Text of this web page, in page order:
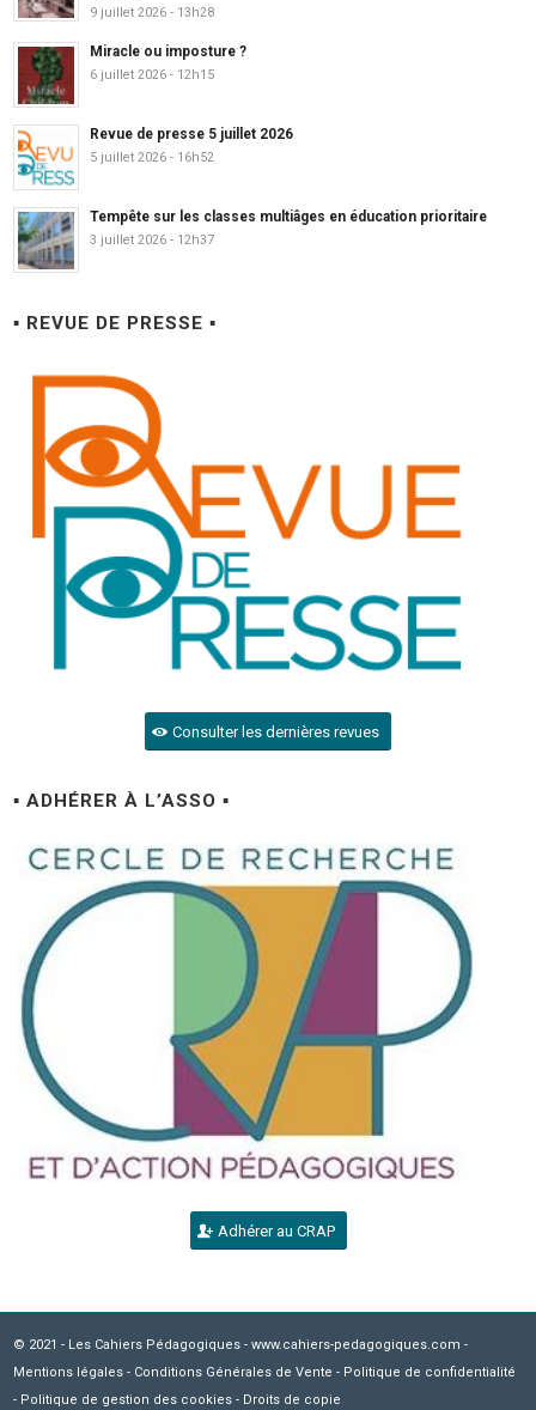
9 juillet 2026 - 13h28
Miracle ou imposture ?
6 juillet 2026 - 12h15
Revue de presse 5 juillet 2026
5 juillet 2026 - 16h52
Tempête sur les classes multiâges en éducation prioritaire
3 juillet 2026 - 12h37
▪ REVUE DE PRESSE ▪
Consulter les dernières revues
▪ ADHÉRER À L’ASSO ▪
Adhérer au CRAP
© 2021 - Les Cahiers Pédagogiques - www.cahiers-pedagogiques.com -
Mentions légales - Conditions Générales de Vente - Politique de confidentialité
- Politique de gestion des cookies - Droits de copie